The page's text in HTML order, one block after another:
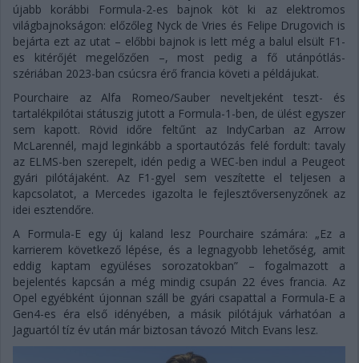
újabb korábbi Formula-2-es bajnok köt ki az elektromos
világbajnokságon: előzőleg Nyck de Vries és Felipe Drugovich is
bejárta ezt az utat – előbbi bajnok is lett még a balul elsült F1-
es kitérőjét megelőzően –, most pedig a fő utánpótlás-
szériában 2023-ban csúcsra érő francia követi a példájukat.
Pourchaire az Alfa Romeo/Sauber neveltjeként teszt- és
tartalékpilótai státuszig jutott a Formula-1-ben, de ülést egyszer
sem kapott. Rövid időre feltűnt az IndyCarban az Arrow
McLarennél, majd leginkább a sportautózás felé fordult: tavaly
az ELMS-ben szerepelt, idén pedig a WEC-ben indul a Peugeot
gyári pilótájaként. Az F1-gyel sem veszítette el teljesen a
kapcsolatot, a Mercedes igazolta le fejlesztőversenyzőnek az
idei esztendőre.
A Formula-E egy új kaland lesz Pourchaire számára: „Ez a
karrierem következő lépése, és a legnagyobb lehetőség, amit
eddig kaptam együléses sorozatokban” – fogalmazott a
bejelentés kapcsán a még mindig csupán 22 éves francia. Az
Opel egyébként újonnan száll be gyári csapattal a Formula-E a
Gen4-es éra első idényében, a másik pilótájuk várhatóan a
Jaguartól tíz év után már biztosan távozó Mitch Evans lesz.